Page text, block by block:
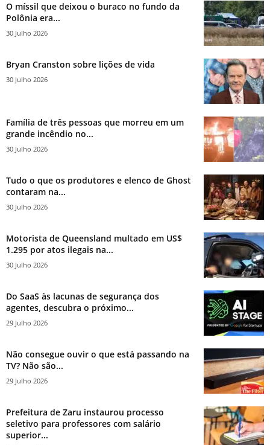
O míssil que deixou o buraco no fundo da
Polônia era...
30 Julho 2026
Bryan Cranston sobre lições de vida
30 Julho 2026
Família de três pessoas que morreu em um
grande incêndio no...
30 Julho 2026
Tudo o que os produtores e elenco de Ghost
contaram na...
30 Julho 2026
Motorista de Queensland multado em US$
1.295 por atos ilegais na...
30 Julho 2026
Do SaaS às lacunas de segurança dos
agentes, descubra o próximo...
29 Julho 2026
Não consegue ouvir o que está passando na
TV? Não são...
29 Julho 2026
Prefeitura de Zaru instaurou processo
seletivo para professores com salário
superior...